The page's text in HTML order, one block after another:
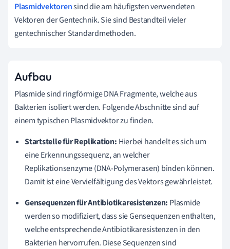
Plasmidvektorensind die am häufigsten verwendeten
Vektoren der Gentechnik. Sie sind Bestandteil vieler
gentechnischer Standardmethoden.
Aufbau
Plasmide sind ringförmige DNA Fragmente, welche aus
Bakterien isoliert werden. Folgende Abschnitte sind auf
einem typischen Plasmidvektor zu finden.
Startstelle für Replikation: Hierbei handelt es sich um
eine Erkennungssequenz, an welcher
Replikationsenzyme (DNA-Polymerasen) binden können.
Damit ist eine Vervielfältigung des Vektors gewährleistet.
Gensequenzen für Antibiotikaresistenzen: Plasmide
werden so modifiziert, dass sie Gensequenzen enthalten,
welche entsprechende Antibiotikaresistenzen in den
Bakterien hervorrufen. Diese Sequenzen sind